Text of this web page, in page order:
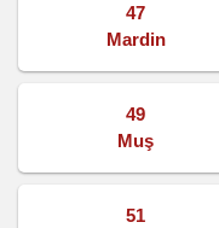
47
Mardin
49
Muş
51